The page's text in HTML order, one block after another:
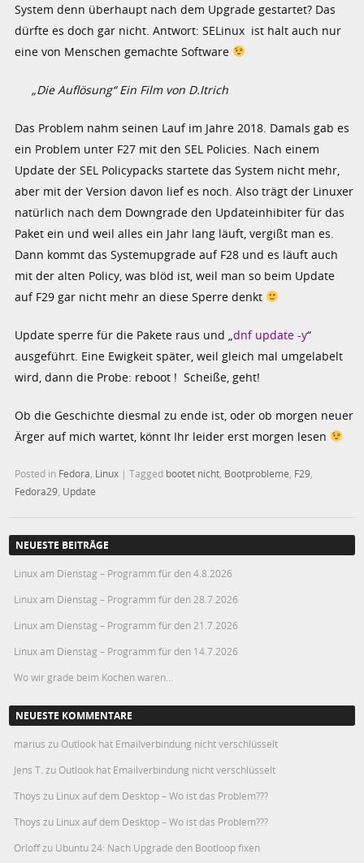
System denn überhaupt nach dem Upgrade gestartet? Das
dürfte es doch gar nicht. Antwort: SELinux ist halt auch nur
eine von Menschen gemachte Software
„Die Auflösung“ Ein Film von D.Itrich
Das Problem nahm seinen Lauf im Jahre 2018. Damals gab es
ein Problem unter F27 mit den SEL Policies. Nach einem
Update der SEL Policypacks startete das System nicht mehr,
aber mit der Version davon lief es noch. Also trägt der Linuxer
natürlich nach dem Downgrade den Updateinhibiter für das
Paket ein und weil alles ein Jahr lang läuft, vergißt man es.
Dann kommt das Systemupgrade auf F28 und es läuft auch
mit der alten Policy, was blöd ist, weil man so beim Update
auf F29 gar nicht mehr an diese Sperre denkt
Update sperre für die Pakete raus und „dnf update -y“
ausgeführt. Eine Ewigkeit später, weil gleich mal umgelabelt
wird, dann die Probe: reboot ! Scheiße, geht!
Ob die Geschichte diesmal zu ende ist, oder ob morgen neuer
Ärger auf mich wartet, könnt Ihr leider erst morgen lesen
Posted in Fedora Linux |Tagged bootet nicht Bootprobleme F29
Fedora29 Update
NEUESTE BEITRÄGE
Linux am Dienstag – Programm für den 4.8.2026
Linux am Dienstag – Programm für den 28.7.2026
Linux am Dienstag – Programm für den 21.7.2026
Linux am Dienstag – Programm für den 14.7.2026
Wo wir grade beim Kochen waren…
NEUESTE KOMMENTARE
marius zu Outlook hat Emailverbindung nicht verschlüsselt
Jens T. zu Outlook hat Emailverbindung nicht verschlüsselt
Thoys zu Linux auf dem Desktop – Wo ist das Problem???
Thoys zu Linux auf dem Desktop – Wo ist das Problem???
Orloffzu Ubuntu 24: Nach Upgrade den Bootloop fixen